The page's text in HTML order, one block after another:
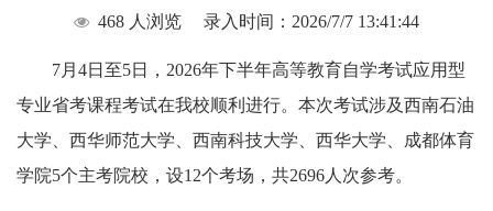
468 人浏览 录入时间：2026/7/7 13:41:44
7月4日至5日，2026年下半年高等教育自学考试应用型
专业省考课程考试在我校顺利进行。本次考试涉及西南石油
大学、西华师范大学、西南科技大学、西华大学、成都体育
学院5个主考院校，设12个考场，共2696人次参考。